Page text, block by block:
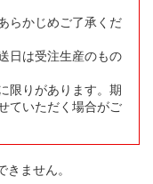
らかじめご了承くだ
日は受注生産のもの
限りがあります。期
ていただく場合がご
ません。